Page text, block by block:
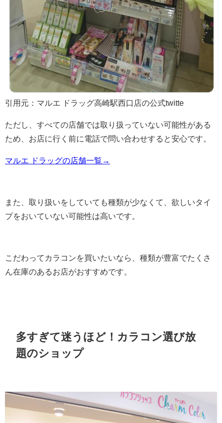
引用元：マルエ ドラッグ高崎駅西口店の公式twitte
ただし、すべての店舗では取り扱っていない可能性がある
ため、お店に行く前に電話で問い合わせすると安心です。
マルエ ドラッグの店舗一覧→
また、取り扱いをしていても種類が少なくて、欲しいタイ
プをおいていない可能性は高いです。
こだわってカラコンを買いたいなら、種類が豊富でたくさ
ん在庫のあるお店がおすすめです。
多すぎて迷うほど！カラコン選び放
題のショップ